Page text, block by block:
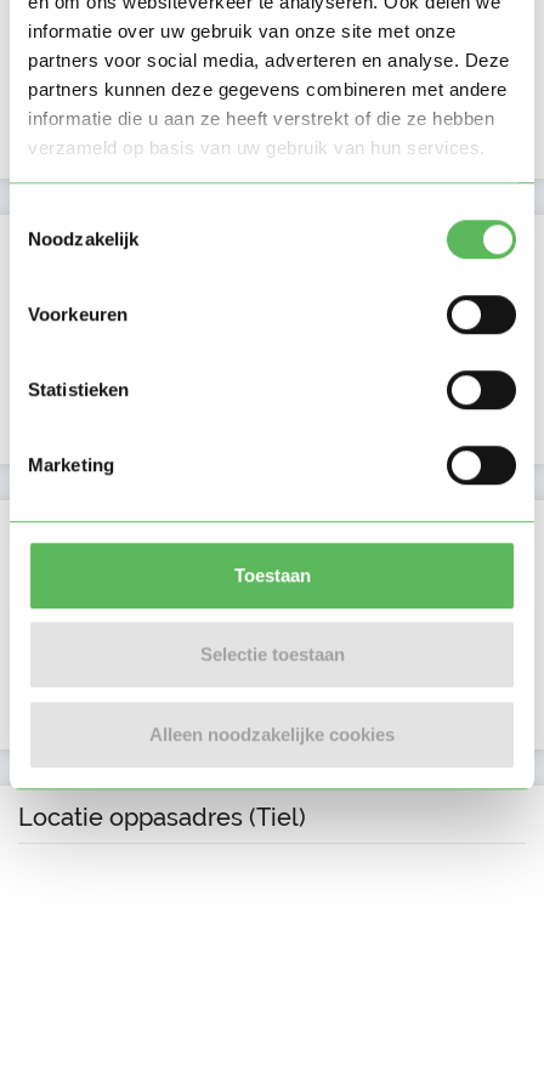
informatie over uw gebruik van onze site met onze
partners voor social media, adverteren en analyse. Deze
partners kunnen deze gegevens combineren met andere
informatie die u aan ze heeft verstrekt of die ze hebben
verzameld op basis van uw gebruik van hun services.
Noodzakelijk
Voorkeuren
Statistieken
Marketing
Toestaan
Selectie toestaan
Alleen noodzakelijke cookies
Ochtend
Middag
Namiddag
Avond
Nacht
NIEUW
Activiteit op Oppasland
07-07-2026
Verificaties
E-mailadres is geverifieerd
Facebook is gekoppeld
In het bezit van een VOG per 07 november 2019
Locatie oppasadres (Tiel)